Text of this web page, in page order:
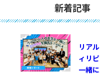
新着記事
リア
ィリ
一緒